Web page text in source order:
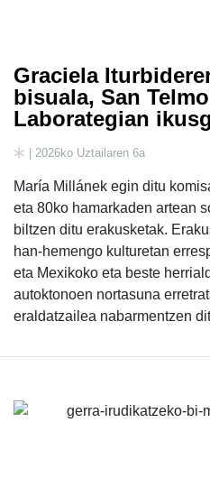
Graciela
bisuala, San
Laborategian
| 2026ko Uztailaren 6a
María Millánek egin ditu
eta 80ko hamarkaden artean
biltzen ditu erakusketak.
han-hemengo kulturetan
eta Mexikoko eta beste
autoktonoen nortasuna
eraldatzailea nabarmentzen